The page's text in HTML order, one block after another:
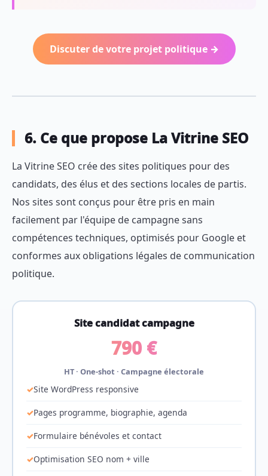
Discuter de votre projet politique →
6. Ce que propose La Vitrine SEO
La Vitrine SEO crée des sites politiques pour des
candidats, des élus et des sections locales de partis.
Nos sites sont conçus pour être pris en main
facilement par l'équipe de campagne sans
compétences techniques, optimisés pour Google et
conformes aux obligations légales de communication
politique.
Site candidat campagne
790 €
HT · One-shot · Campagne électorale
Site WordPress responsive
Pages programme, biographie, agenda
Formulaire bénévoles et contact
Optimisation SEO nom + ville